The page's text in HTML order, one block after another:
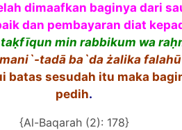
dimaafkan baginya dari
dan pembayaran diat
ḳfīqun min rabbikum wa raḥ
tadā ba`dażalika falahū
batas sesudah itu maka
pedih.
{Al-Baqarah (2): 178}